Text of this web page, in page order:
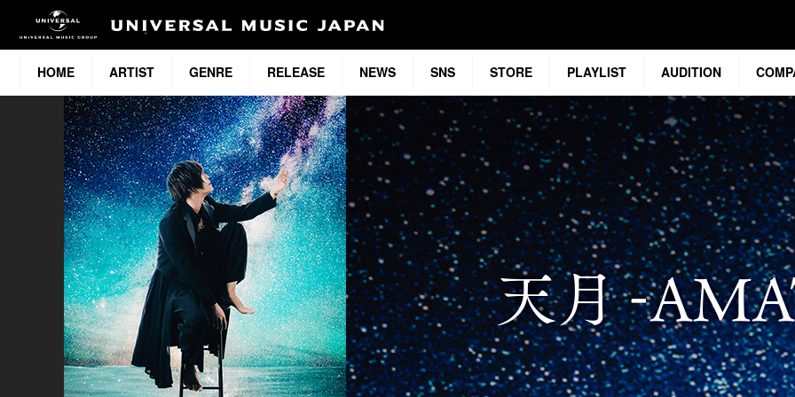
HOME ARTIST GENRE RELEASE NEWS SNS STORE PLAYLIST AUDITION